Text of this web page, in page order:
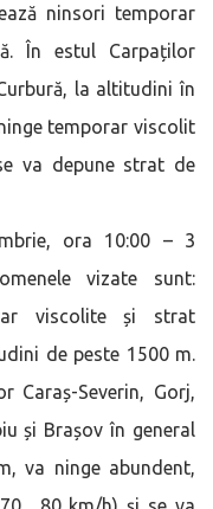
ninsori temporar
În estul Carpaților
la altitudini în
temporar viscolit
va depune strat de
ora 10:00 – 3
vizate sunt:
viscolite și strat
de peste 1500 m.
Caraș-Severin, Gorj,
și Brașov în general
va ninge abundent,